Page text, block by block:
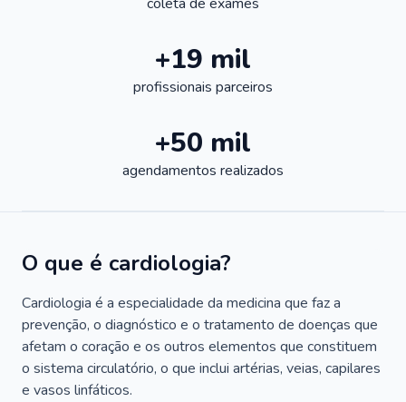
+19 mil
profissionais parceiros
+50 mil
agendamentos realizados
O que é cardiologia?
Cardiologia é a especialidade da medicina que faz a
prevenção, o diagnóstico e o tratamento de doenças que
afetam o coração e os outros elementos que constituem
o sistema circulatório, o que inclui artérias, veias, capilares
e vasos linfáticos.